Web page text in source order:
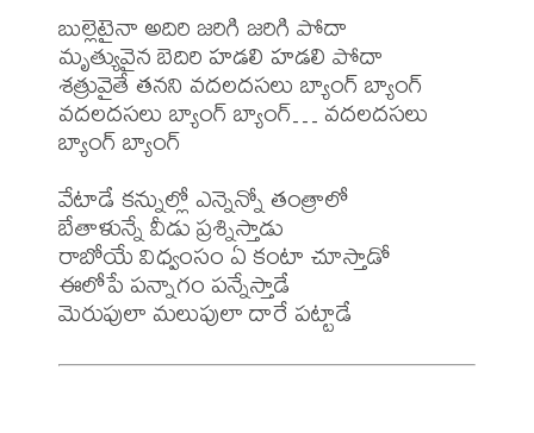
బుల్లెటైనా అదిరి జరిగి జరిగి పోదా
మృత్యువైన బెదిరి హడలి హడలి పోదా
శత్రువైతే తనని వదలదసలు బ్యాంగ్ బ్యాంగ్
వదలదసలు బ్యాంగ్ బ్యాంగ్… వదలదసలు
బ్యాంగ్ బ్యాంగ్
వేటాడే కన్నుల్లో ఎన్నెన్నో తంత్రాలో
బేతాళున్నే వీడు ప్రశ్నిస్తాడు
రాబోయే విధ్వంసం ఏ కంటా చూస్తాడో
ఈలోపే పన్నాగం పన్నేస్తాడే